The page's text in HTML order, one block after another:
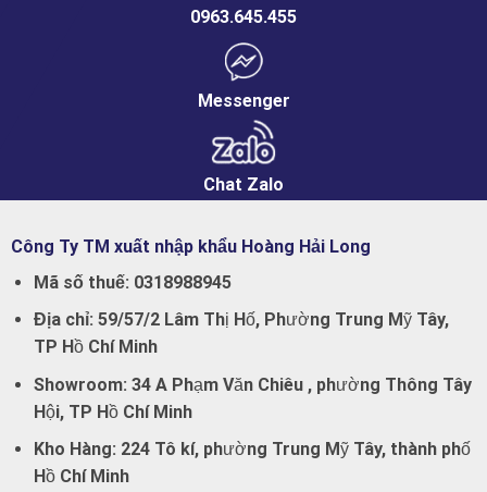
0963.645.455
Messenger
Chat Zalo
Công Ty TM xuất nhập khẩu Hoàng Hải Long
Mã số thuế: 0318988945
Địa chỉ: 59/57/2 Lâm Thị Hố, Phường Trung Mỹ Tây,
TP Hồ Chí Minh
Showroom: 34 A Phạm Văn Chiêu , phường Thông Tây
Hội, TP Hồ Chí Minh
Kho Hàng: 224 Tô kí, phường Trung Mỹ Tây, thành phố
Hồ Chí Minh